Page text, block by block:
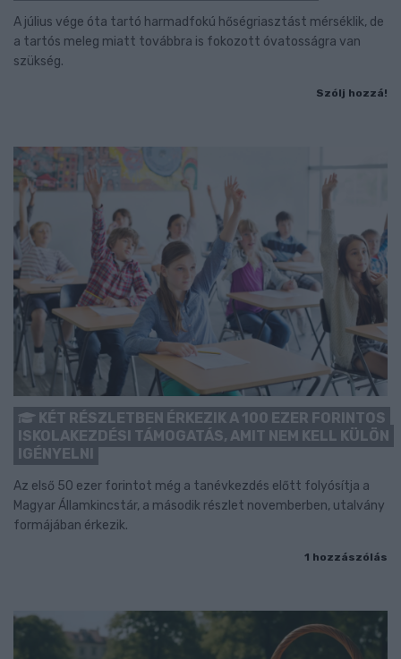
A július vége óta tartó harmadfokú hőségriasztást mérséklik, de
a tartós meleg miatt továbbra is fokozott óvatosságra van
szükség.
Szólj hozzá!
KÉT RÉSZLETBEN ÉRKEZIK A 100 EZER FORINTOS
ISKOLAKEZDÉSI TÁMOGATÁS, AMIT NEM KELL KÜLÖN
IGÉNYELNI
Az első 50 ezer forintot még a tanévkezdés előtt folyósítja a
Magyar Államkincstár, a második részlet novemberben, utalvány
formájában érkezik.
1 hozzászólás